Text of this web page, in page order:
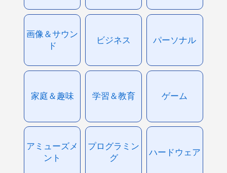
画像＆サウン
ド
ビジネス パーソナル
家庭＆趣味 学習＆教育 ゲーム
アミューズメ
ント
プログラミン
グ
ハードウェア